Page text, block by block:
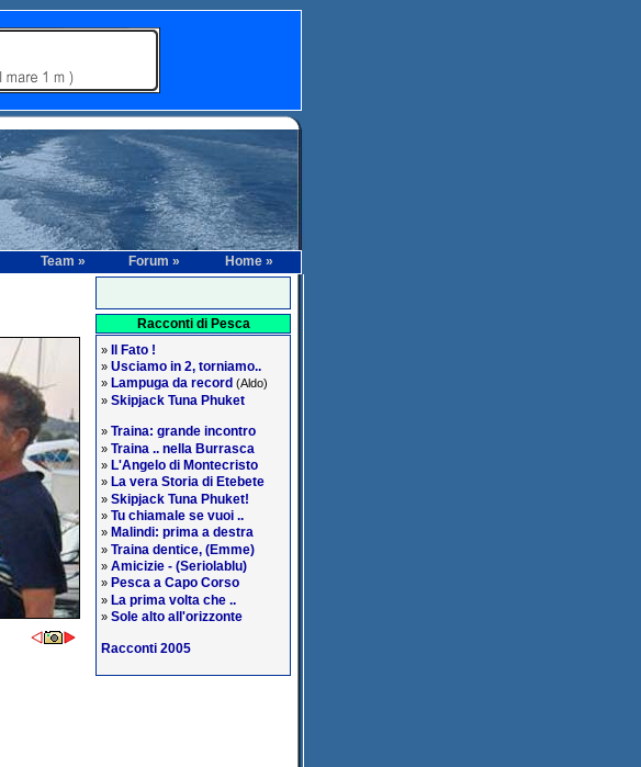
Team » Forum »
Home »
Racconti di Pesca
» Il Fato !
» Usciamo in 2, torniamo..
» Lampuga da record (Aldo)
» Skipjack Tuna Phuket
» Traina: grande incontro
» Traina .. nella Burrasca
» L'Angelo di Montecristo
» La vera Storia di Etebete
» Skipjack Tuna Phuket!
» Tu chiamale se vuoi ..
» Malindi: prima a destra
» Traina dentice, (Emme)
» Amicizie - (Seriolablu)
» Pesca a Capo Corso
» La prima volta che ..
» Sole alto all'orizzonte
Racconti 2005